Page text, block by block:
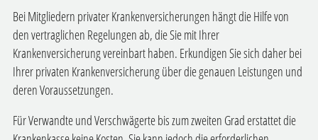
Bei Mitgliedern privater Krankenversicherungen hängt die Hilfe von
den vertraglichen Regelungen ab, die Sie mit Ihrer
Krankenversicherung vereinbart haben. Erkundigen Sie sich daher bei
Ihrer privaten Krankenversicherung über die genauen Leistungen und
deren Voraussetzungen.
Für Verwandte und Verschwägerte bis zum zweiten Grad erstattet die